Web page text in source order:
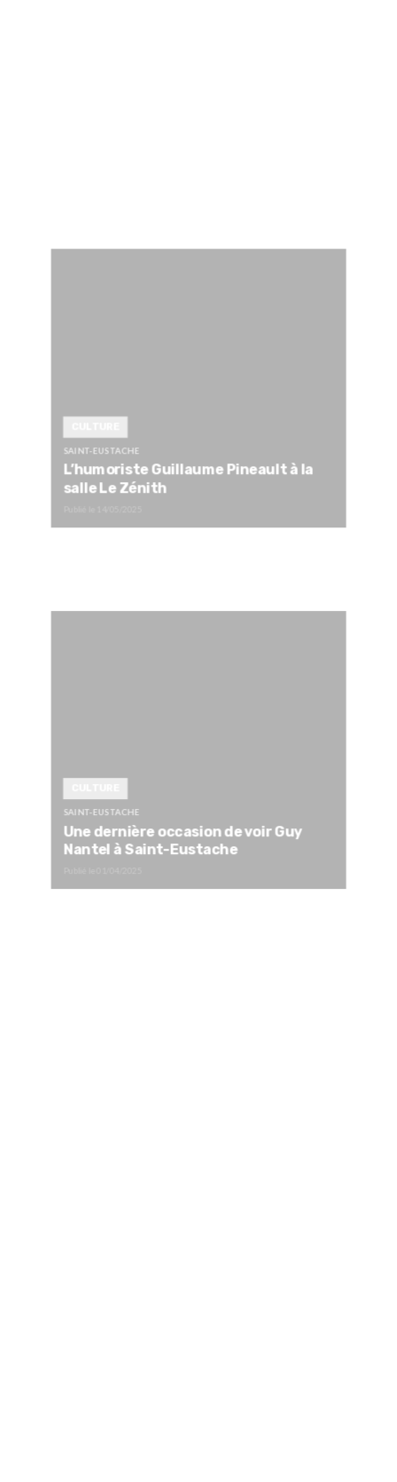
SAINT-EUSTACHE
L’humoriste Guillaume Pineault à la
salle Le Zénith
SAINT-EUSTACHE
Une dernière occasion de voir Guy
Nantel à Saint-Eustache